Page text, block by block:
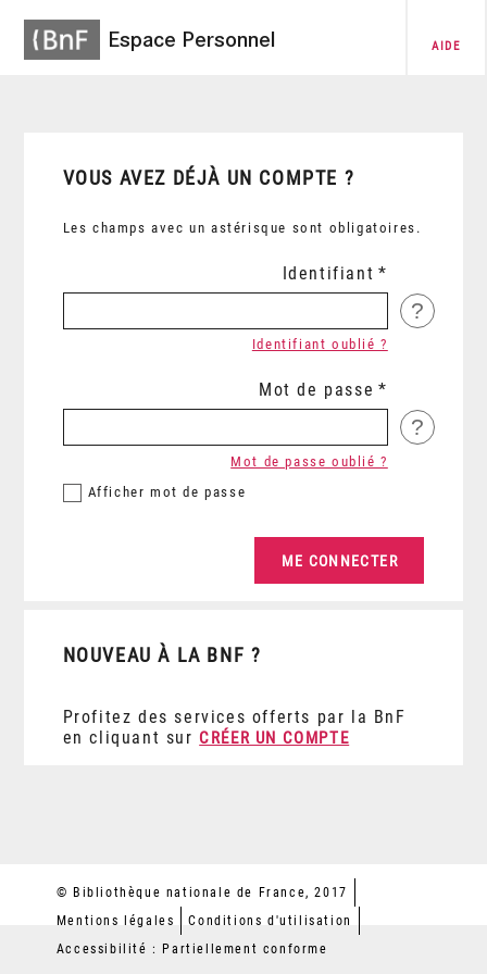
Espace Personnel AIDE
VOUS AVEZ DÉJÀ UN COMPTE ?
Les champs avec un astérisque sont obligatoires.
Identifiant
?
Identifiant oublié ?
Mot de passe
?
Afficher mot de passe
Mot de passe oublié ?
NOUVEAU À LA BNF ?
Profitez des services offerts par la BnF
en cliquant sur CRÉER UN COMPTE
© Bibliothèque nationale de France, 2017
Mentions légales
Conditions d'utilisation
Accessibilité : Partiellement conforme